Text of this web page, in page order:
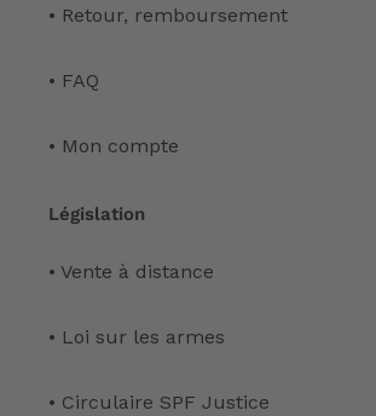
• Retour, remboursement
• FAQ
• Mon compte
Législation
• Vente à distance
• Loi sur les armes
• Circulaire SPF Justice